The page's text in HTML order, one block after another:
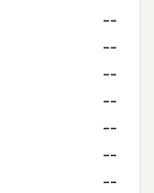
--
--
--
--
--
--
--